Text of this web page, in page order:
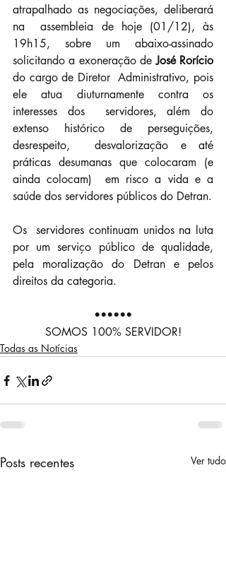
atrapalhado as negociações, deliberará
na  assembleia de hoje (01/12), às
19h15, sobre um abaixo-assinado
solicitando a exoneração de José Rorício
do cargo de Diretor  Administrativo, pois
ele atua diuturnamente contra os
interesses dos  servidores, além do
extenso histórico de perseguições,
desrespeito,  desvalorização e até
práticas desumanas que colocaram (e
ainda colocam)  em risco a vida e a
Os  servidores continuam unidos na luta
por um serviço público de qualidade,
pela moralização do Detran e pelos
direitos da categoria.
••••••
SOMOS 100% SERVIDOR!
Todas as Notícias
Posts recentes Ver tudo